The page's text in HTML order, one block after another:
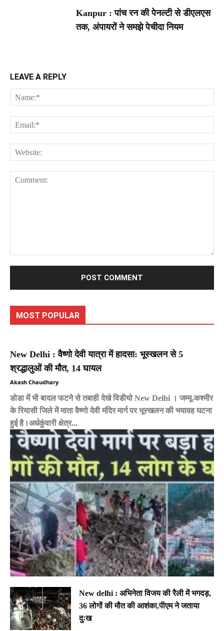
Kanpur : पांच रन की पेनल्टी से डीएलएस
तक, अंपायरों ने समझे पेचीदा नियम
LEAVE A REPLY
MOST POPULAR
New Delhi : वैष्णो देवी यात्रा में हादसा: भूस्खलन से 5
श्रद्धालुओं की मौत, 14 घायल
Akash Chaudhary
डोडा में भी बादल फटने से तबाही देखे विडीयो New Delhi । जम्मू-कश्मीर
के रियासी जिले में माता वैष्णो देवी मंदिर मार्ग पर भूस्खलन की भयावह घटना
हुई है।अर्धकुंवारी क्षेत्र...
New delhi : अभिनेता विजय की रैली में भगदड़,
36 लोगों की मौत की आशंका,पीएम ने जताया
दुःख